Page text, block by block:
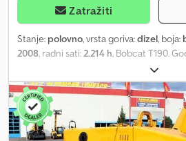
Zatražiti
Stanje: polovno, vrsta goriva:dizel, boja:
2008, radni sati:2.214 h, Bobcat T190.
Radni sati: 2214. Težina: 3451 kg.
mašina. 48,5 kW. 2700 obrtaja u minuti.
kabina. 1 set viljušaka. UC + pločice:
funkcija. Kubota V2403 motor. Nemačka
uslovi poslovanja kompanije Heinhuis